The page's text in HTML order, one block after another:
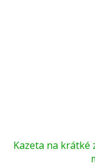
Kazeta na krátké